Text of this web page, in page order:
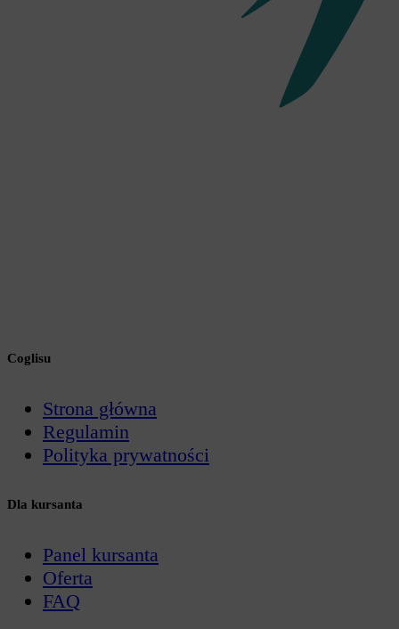
Coglisu
Strona główna
Regulamin
Polityka prywatności
Dla kursanta
Panel kursanta
Oferta
FAQ